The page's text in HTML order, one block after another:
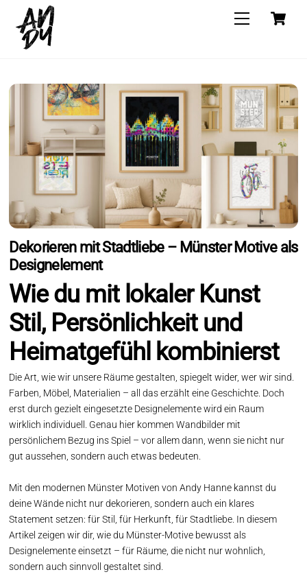
content
Menu
Dekorieren mit Stadtliebe – Münster Motive als
Designelement
Wie du mit lokaler Kunst
Stil, Persönlichkeit und
Heimatgefühl kombinierst
Die Art, wie wir unsere Räume gestalten, spiegelt wider, wer wir sind.
Farben, Möbel, Materialien – all das erzählt eine Geschichte. Doch
erst durch gezielt eingesetzte Designelemente wird ein Raum
wirklich individuell. Genau hier kommen Wandbilder mit
persönlichem Bezug ins Spiel – vor allem dann, wenn sie nicht nur
gut aussehen, sondern auch etwas bedeuten.
Mit den modernen Münster Motiven von Andy Hanne kannst du
deine Wände nicht nur dekorieren, sondern auch ein klares
Statement setzen: für Stil, für Herkunft, für Stadtliebe. In diesem
Artikel zeigen wir dir, wie du Münster-Motive bewusst als
Designelemente einsetzt – für Räume, die nicht nur wohnlich,
sondern auch sinnvoll gestaltet sind.